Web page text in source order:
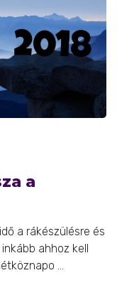
a
a rákészülésre és
ahhoz kell
...